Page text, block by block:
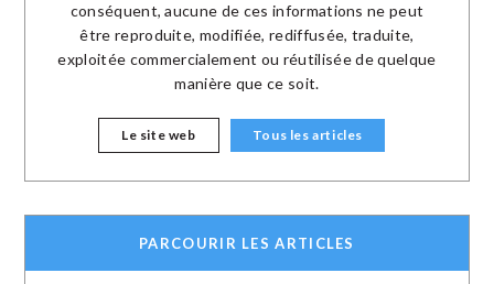
conséquent, aucune de ces informations ne peut
être reproduite, modifiée, rediffusée, traduite,
exploitée commercialement ou réutilisée de quelque
manière que ce soit.
Le site web Tous les articles
PARCOURIR LES ARTICLES